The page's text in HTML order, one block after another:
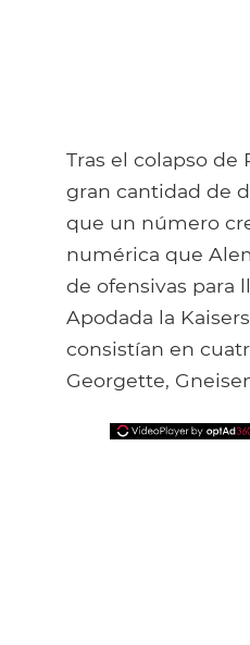
Tras el colapso
gran cantidad de
que un número
numérica que
de ofensivas para
Apodada la
consistían en
Georgette,